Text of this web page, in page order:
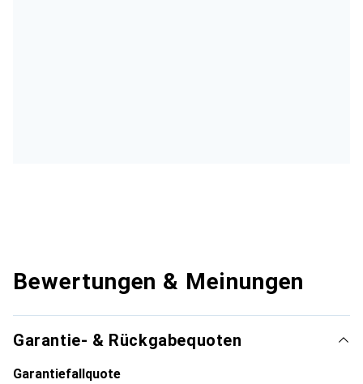
Bewertungen & Meinungen
Garantie- & Rückgabequoten
Garantiefallquote